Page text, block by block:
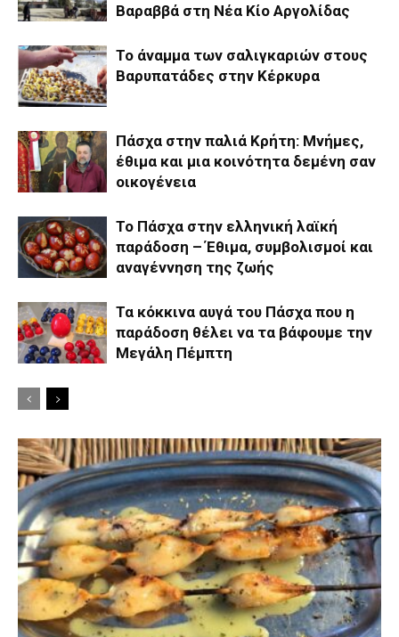
Βαραββά στη Νέα Κίο Αργολίδας
Το άναμμα των σαλιγκαριών στους
Βαρυπατάδες στην Κέρκυρα
Πάσχα στην παλιά Κρήτη: Μνήμες,
έθιμα και μια κοινότητα δεμένη σαν
οικογένεια
Το Πάσχα στην ελληνική λαϊκή
παράδοση – Έθιμα, συμβολισμοί και
αναγέννηση της ζωής
Τα κόκκινα αυγά του Πάσχα που η
παράδοση θέλει να τα βάφουμε την
Μεγάλη Πέμπτη